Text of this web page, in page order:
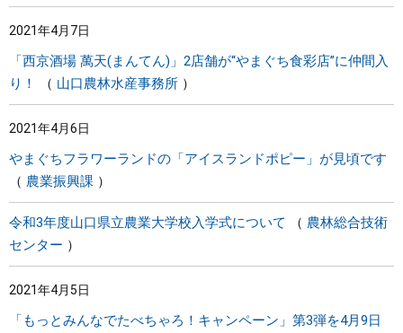
2021年4月7日
「西京酒場 萬天(まんてん)」2店舗が“やまぐち食彩店”に仲間入
り！
山口農林水産事務所
2021年4月6日
やまぐちフラワーランドの「アイスランドポピー」が見頃です
農業振興課
令和3年度山口県立農業大学校入学式について
農林総合技術
センター
2021年4月5日
「もっとみんなでたべちゃろ！キャンペーン」第3弾を4月9日